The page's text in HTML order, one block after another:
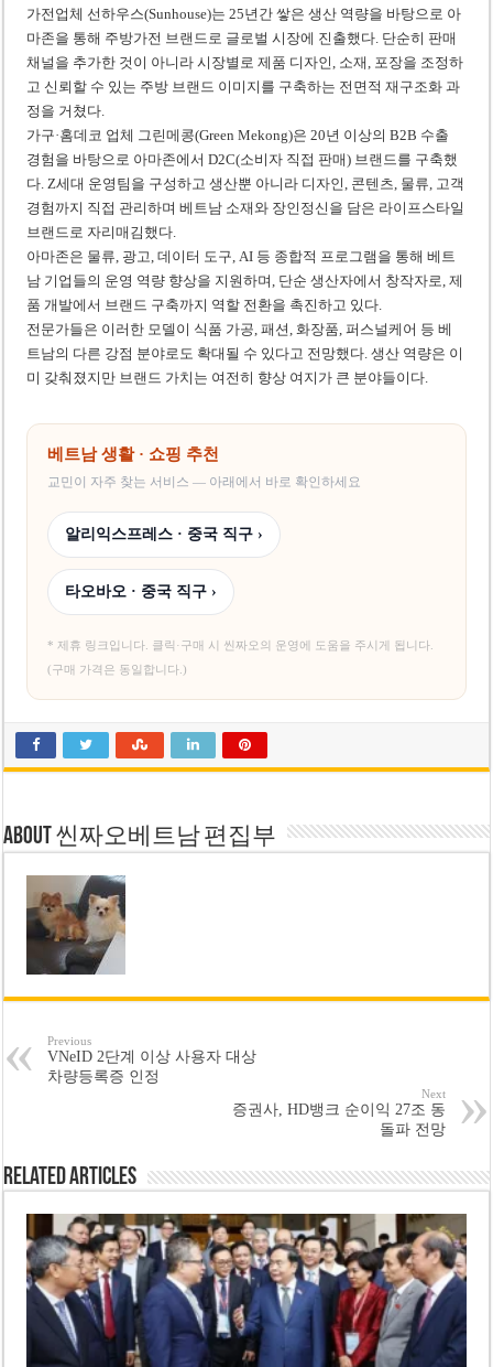
가전업체 선하우스(Sunhouse)는 25년간 쌓은 생산 역량을 바탕으로 아
마존을 통해 주방가전 브랜드로 글로벌 시장에 진출했다. 단순히 판매
채널을 추가한 것이 아니라 시장별로 제품 디자인, 소재, 포장을 조정하
고 신뢰할 수 있는 주방 브랜드 이미지를 구축하는 전면적 재구조화 과
정을 거쳤다.
가구·홈데코 업체 그린메콩(Green Mekong)은 20년 이상의 B2B 수출
경험을 바탕으로 아마존에서 D2C(소비자 직접 판매) 브랜드를 구축했
다. Z세대 운영팀을 구성하고 생산뿐 아니라 디자인, 콘텐츠, 물류, 고객
경험까지 직접 관리하며 베트남 소재와 장인정신을 담은 라이프스타일
브랜드로 자리매김했다.
아마존은 물류, 광고, 데이터 도구, AI 등 종합적 프로그램을 통해 베트
남 기업들의 운영 역량 향상을 지원하며, 단순 생산자에서 창작자로, 제
품 개발에서 브랜드 구축까지 역할 전환을 촉진하고 있다.
전문가들은 이러한 모델이 식품 가공, 패션, 화장품, 퍼스널케어 등 베
트남의 다른 강점 분야로도 확대될 수 있다고 전망했다. 생산 역량은 이
미 갖춰졌지만 브랜드 가치는 여전히 향상 여지가 큰 분야들이다.
베트남 생활 · 쇼핑 추천
교민이 자주 찾는 서비스 — 아래에서 바로 확인하세요
알리익스프레스 · 중국 직구 ›
타오바오 · 중국 직구 ›
* 제휴 링크입니다. 클릭·구매 시 씬짜오의 운영에 도움을 주시게 됩니다.
(구매 가격은 동일합니다.)
About 씬짜오베트남 편집부
Previous
VNeID 2단계 이상 사용자 대상
차량등록증 인정
Next
증권사, HD뱅크 순이익 27조 동
돌파 전망
Related Articles